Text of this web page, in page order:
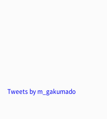
Tweets by m_gakumado